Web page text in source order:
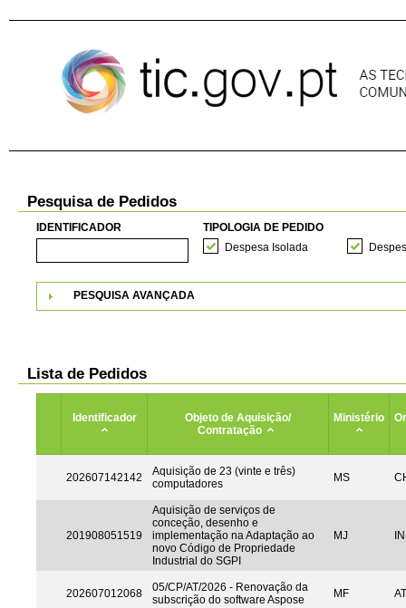
Pesquisa de Pedidos
IDENTIFICADOR
TIPOLOGIA DE PEDIDO
Despesa Isolada
PESQUISA AVANÇADA
Lista de Pedidos
Identificador
Objeto de Aquisição/
Contratação
Ministério
202607142142
Aquisição de 23 (vinte e três)
computadores
MS
201908051519
Aquisição de serviços de
conceção, desenho e
implementação na Adaptação ao
novo Código de Propriedade
Industrial do SGPI
MJ
202607012068
05/CP/AT/2026 - Renovação da
subscrição do software Aspose
MF AT